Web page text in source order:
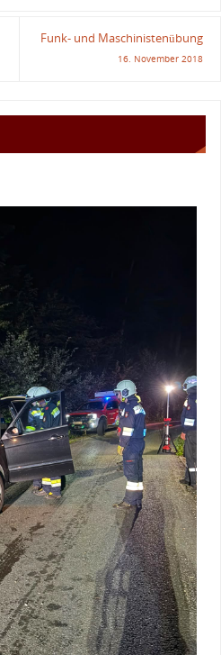
Funk- und Maschinistenübung
16. November 2018